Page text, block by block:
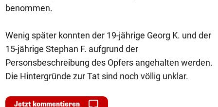
benommen.
Wenig später konnten der 19-jährige Georg K. und der
15-jährige Stephan F. aufgrund der
Personsbeschreibung des Opfers angehalten werden.
Die Hintergründe zur Tat sind noch völlig unklar.
Jetzt kommentieren